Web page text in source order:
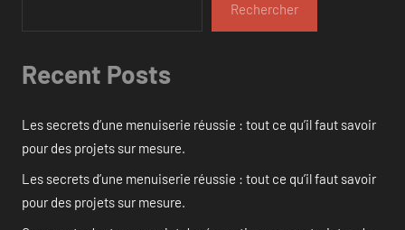
Rechercher
Recent Posts
Les secrets d’une menuiserie réussie : tout ce qu’il faut savoir
pour des projets sur mesure.
Les secrets d’une menuiserie réussie : tout ce qu’il faut savoir
pour des projets sur mesure.